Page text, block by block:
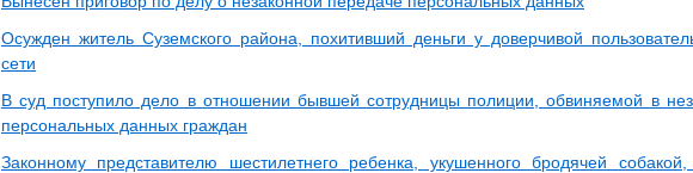
Осужден житель Суземского района, похитивший деньги у доверчивой
сети
В суд поступило дело в отношении бывшей сотрудницы полиции, обвиняемой в
персональных данных граждан
Законному представителю шестилетнего ребенка, укушенного бродячей